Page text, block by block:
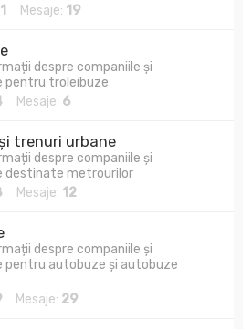
Mesaje: 19
despre companiile și
pentru troleibuze
Mesaje: 6
trenuri urbane
despre companiile și
destinate metrourilor
Mesaje: 12
despre companiile și
pentru autobuze și autobuze
Mesaje: 29